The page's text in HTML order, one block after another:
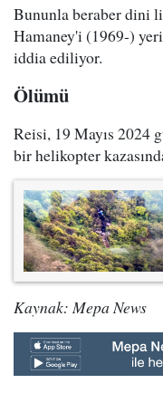
Bununla beraber dini
Hamaney'i (1969-)
iddia ediliyor.
Ölümü
Reisi, 19 Mayıs 2024
bir helikopter
Kaynak: Mepa News